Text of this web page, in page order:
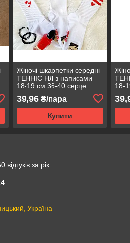
Жіночі шкарпетки середні
ТЕННІС НЛ з написами
18-19 см 36-40 серце
39,96₴/пара
Купити
18-
за рік
Україна